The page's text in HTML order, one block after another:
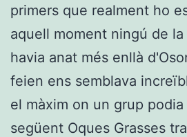
primers que realment ho
aquell moment ningú de
havia anat més enllà
feien ens semblava
el màxim on un grup podia
següent Oques Grasses